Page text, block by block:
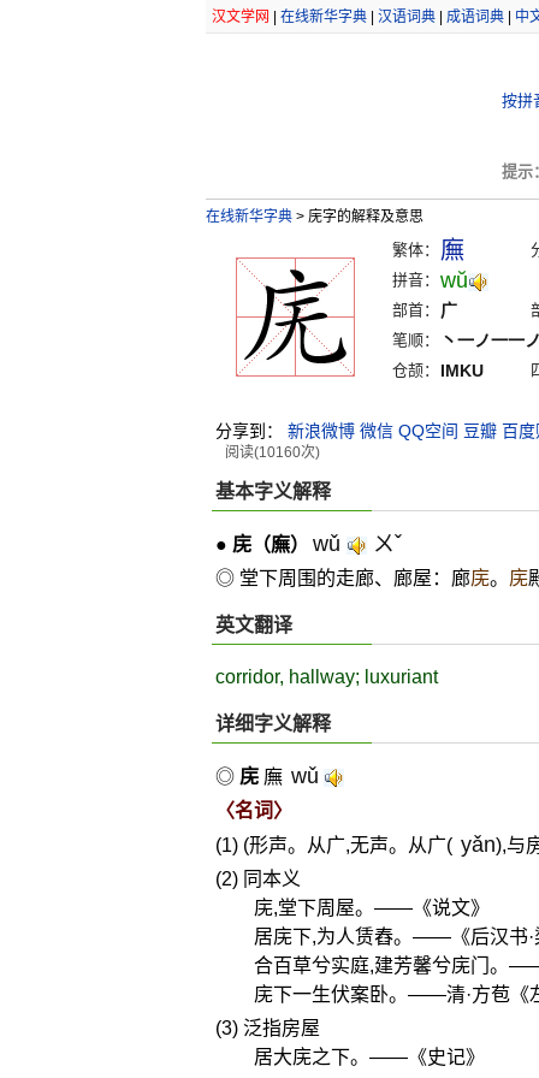
汉文学网 在线新华字典| 汉语词典| 成语词典| 中
按拼
提示
在线新华字典 >庑字的解释及意思
繁体： 廡
拼音： wŭ
部首： 广
笔顺：
丶一ノ一一
仓颉： IMKU
分享到： 新浪微博 微信 QQ空间 豆瓣 百度
阅读(10160次)
基本字义解释
● 庑（廡） wǔ ㄨˇ
◎ 堂下周围的走廊、廊屋：廊庑。 庑
英文翻译
corridor, hallway; luxuriant
详细字义解释
◎ 庑廡 wǔ
〈名词〉
(1) (形声。从广,无声。从广( yǎn),与
(2) 同本义
庑,堂下周屋。——《说文》
居庑下,为人赁舂。——《后汉书·
合百草兮实庭,建芳馨兮庑门。
庑下一生伏案卧。——清·方苞《
(3) 泛指房屋
居大庑之下。——《史记》